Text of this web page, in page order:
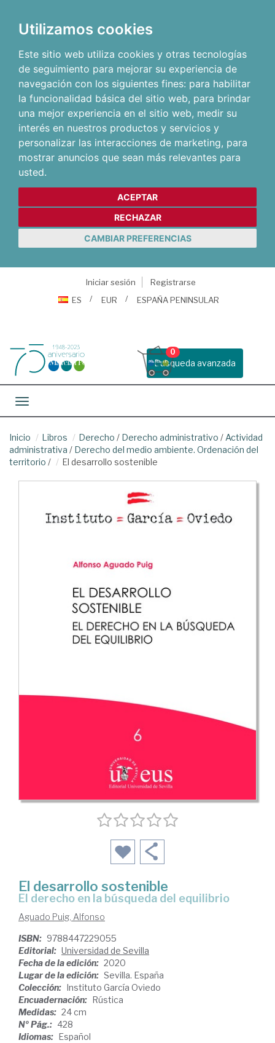
Utilizamos cookies
Este sitio web utiliza cookies y otras tecnologías
de seguimiento para mejorar su experiencia de
navegación con los siguientes fines: para habilitar
la funcionalidad básica del sitio web, para brindar
una mejor experiencia en el sitio web, medir su
interés en nuestros productos y servicios y
personalizar las interacciones de marketing, para
mostrar anuncios que sean más relevantes para
usted.
ACEPTAR
RECHAZAR
CAMBIAR PREFERENCIAS
Iniciar sesión
Registrarse
ES
EUR ESPAÑA PENINSULAR
Busqueda avanzada
0
Toggle navigation
Inicio Libros Derecho / Derecho administrativo / Actividad
administrativa / Derecho del medio ambiente. Ordenación del
territorio / El desarrollo sostenible
El desarrollo sostenible
el derecho en la búsqueda del equilibrio
Aguado Puig, Alfonso
ISBN: 9788447229055
Editorial: Universidad de Sevilla
Fecha de la edición: 2020
Lugar de la edición: Sevilla. España
Colección: Instituto García Oviedo
Encuadernación: Rústica
Medidas: 24 cm
Nº Pág.: 428
Idiomas: Español